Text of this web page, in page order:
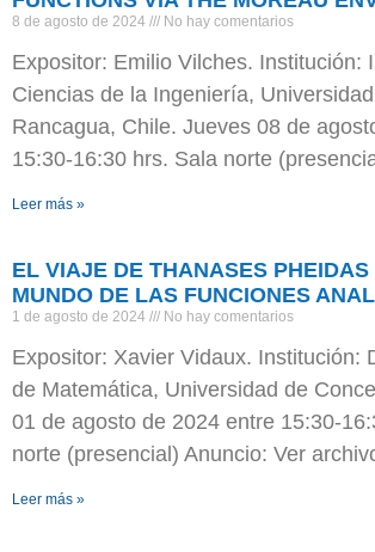
8 de agosto de 2024 No hay comentarios
Expositor: Emilio Vilches. Institución:
Ciencias de la Ingeniería, Universidad
Rancagua, Chile. Jueves 08 de
15:30-16:30 hrs. Sala norte
Leer más »
EL VIAJE DE THANASES PHEIDAS
MUNDO DE LAS FUNCIONES
1 de agosto de 2024 No hay comentarios
Expositor: Xavier Vidaux. Institución:
de Matemática, Universidad de
01 de agosto de 2024 entre 15:30-
norte (presencial) Anuncio: Ver
Leer más »